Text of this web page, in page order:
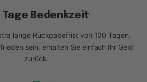
Tage Bedenkzeit
lange Rückgabefrist von 100 Tagen.
sein, erhalten Sie einfach Ihr Geld
zurück.